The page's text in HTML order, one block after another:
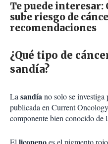
Te puede interesar:
sube riesgo de
recomendaciones
¿Qué tipo de
sandía?
Lasandíano solo se investiga
publicada en Current
componente bien conocido de